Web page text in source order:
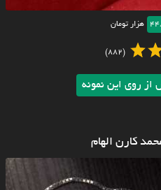
هزار تومان
(882)
روی این نمونه
کارن الهام